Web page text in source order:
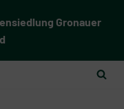
Gronauer